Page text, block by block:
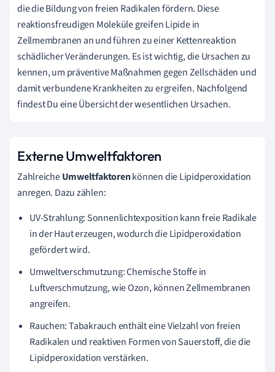
die die Bildung von freien Radikalen fördern. Diese
reaktionsfreudigen Moleküle greifen Lipide in
Zellmembranen an und führen zu einer Kettenreaktion
schädlicher Veränderungen. Es ist wichtig, die Ursachen zu
kennen, um präventive Maßnahmen gegen Zellschäden und
damit verbundene Krankheiten zu ergreifen. Nachfolgend
findest Du eine Übersicht der wesentlichen Ursachen.
Externe Umweltfaktoren
ZahlreicheUmweltfaktorenkönnen die Lipidperoxidation
anregen. Dazu zählen:
UV-Strahlung: Sonnenlichtexposition kann freie Radikale
in der Haut erzeugen, wodurch die Lipidperoxidation
gefördert wird.
Umweltverschmutzung: Chemische Stoffe in
Luftverschmutzung, wie Ozon, können Zellmembranen
angreifen.
Rauchen: Tabakrauch enthält eine Vielzahl von freien
Radikalen und reaktiven Formen von Sauerstoff, die die
Lipidperoxidation verstärken.